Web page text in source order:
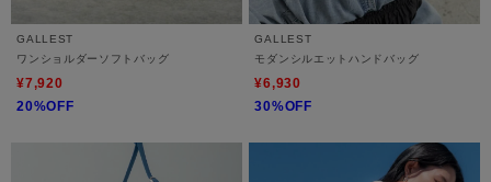
GALLEST
ワンショルダーソフトバッグ
¥7,920
20%OFF
GALLEST
モダンシルエットハンドバッグ
¥6,930
30%OFF